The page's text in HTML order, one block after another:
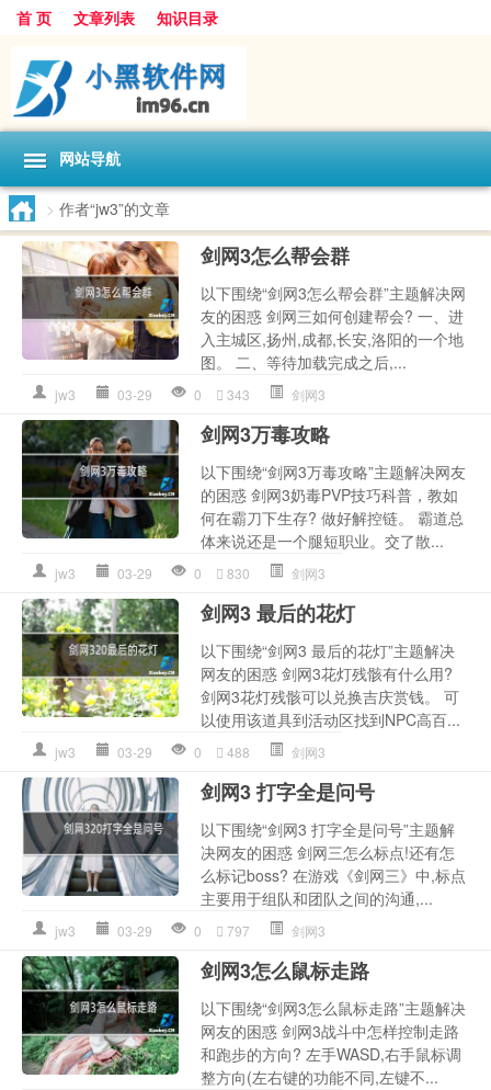
首 页 文章列表 知识目录
网站导航
> 作者“jw3”的文章
剑网3怎么帮会群
以下围绕“剑网3怎么帮会群”主题解决网
友的困惑 剑网三如何创建帮会? 一、进
入主城区,扬州,成都,长安,洛阳的一个地
图。 二、等待加载完成之后,...
jw3 03-29 0 343 剑网3
剑网3万毒攻略
以下围绕“剑网3万毒攻略”主题解决网友
的困惑 剑网3奶毒PVP技巧科普，教如
何在霸刀下生存? 做好解控链。 霸道总
体来说还是一个腿短职业。交了散...
jw3 03-29 0 830 剑网3
剑网3 最后的花灯
以下围绕“剑网3 最后的花灯”主题解决
网友的困惑 剑网3花灯残骸有什么用?
剑网3花灯残骸可以兑换吉庆赏钱。 可
以使用该道具到活动区找到NPC高百...
jw3 03-29 0 488 剑网3
剑网3 打字全是问号
以下围绕“剑网3 打字全是问号”主题解
决网友的困惑 剑网三怎么标点!还有怎
么标记boss? 在游戏《剑网三》中,标点
主要用于组队和团队之间的沟通,...
jw3 03-29 0 797 剑网3
剑网3怎么鼠标走路
以下围绕“剑网3怎么鼠标走路”主题解决
网友的困惑 剑网3战斗中怎样控制走路
和跑步的方向? 左手WASD,右手鼠标调
整方向(左右键的功能不同,左键不...